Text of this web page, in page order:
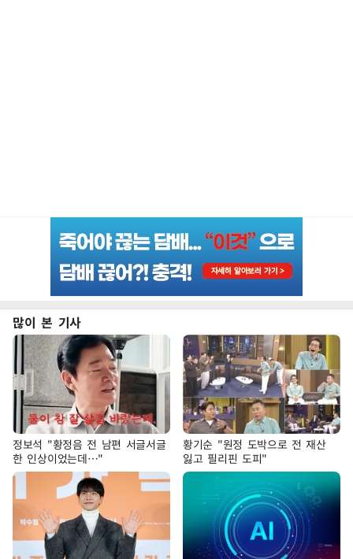
많이 본 기사
정보석 "황정음 전 남편 서글서글
한 인상이었는데…"
황기순 "원정 도박으로 전 재산
잃고 필리핀 도피"